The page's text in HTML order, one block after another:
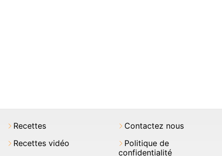
Recettes
Recettes vidéo
Contactez nous
Politique de
confidentialité